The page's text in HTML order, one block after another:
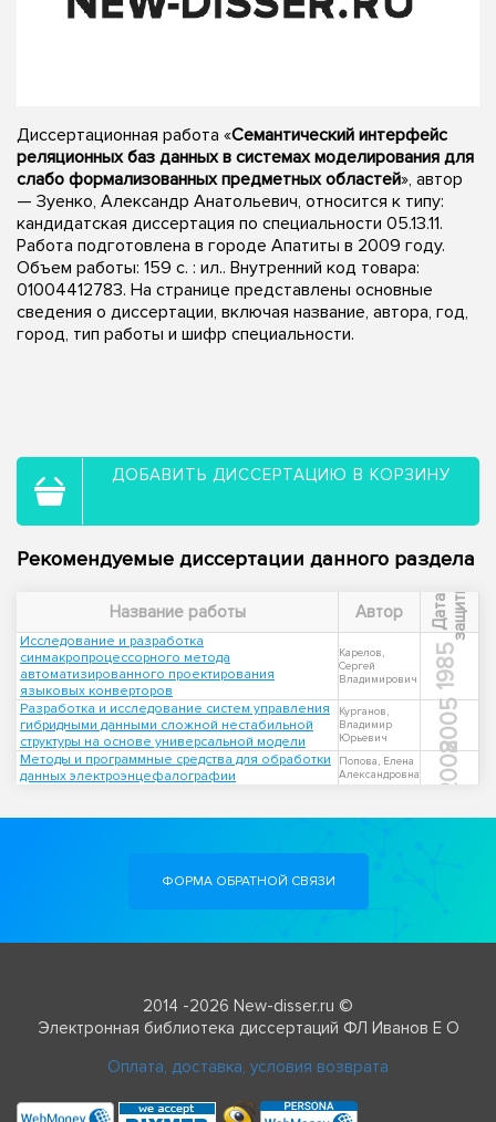
Диссертационная работа «Семантический интерфейс
реляционных баз данных в системах моделирования для
слабо формализованных предметных областей», автор
— Зуенко, Александр Анатольевич, относится к типу:
кандидатская диссертация по специальности 05.13.11.
Работа подготовлена в городе Апатиты в 2009 году.
Объем работы: 159 с. : ил.. Внутренний код товара:
01004412783. На странице представлены основные
сведения о диссертации, включая название, автора, год,
город, тип работы и шифр специальности.
ДОБАВИТЬ ДИССЕРТАЦИЮ В КОРЗИНУ
Рекомендуемые диссертации данного раздела
Название работы Автор Д
а
т
а
з
а
щ
и
т ы
Исследование и разработка
синмакропроцессорного метода
автоматизированного проектирования
языковых конверторов
Карелов,
Сергей
Владимирович
1985
Разработка и исследование систем управления
гибридными данными сложной нестабильной
структуры на основе универсальной модели
Курганов,
Владимир
Юрьевич
2005
Методы и программные средства для обработки
данных электроэнцефалографии
Попова, Елена
Александровна
2008
ФОРМА ОБРАТНОЙ СВЯЗИ
2014 -2026 New-disser.ru ©
Электронная библиотека диссертаций ФЛ Иванов Е О
Оплата, доставка, условия возврата